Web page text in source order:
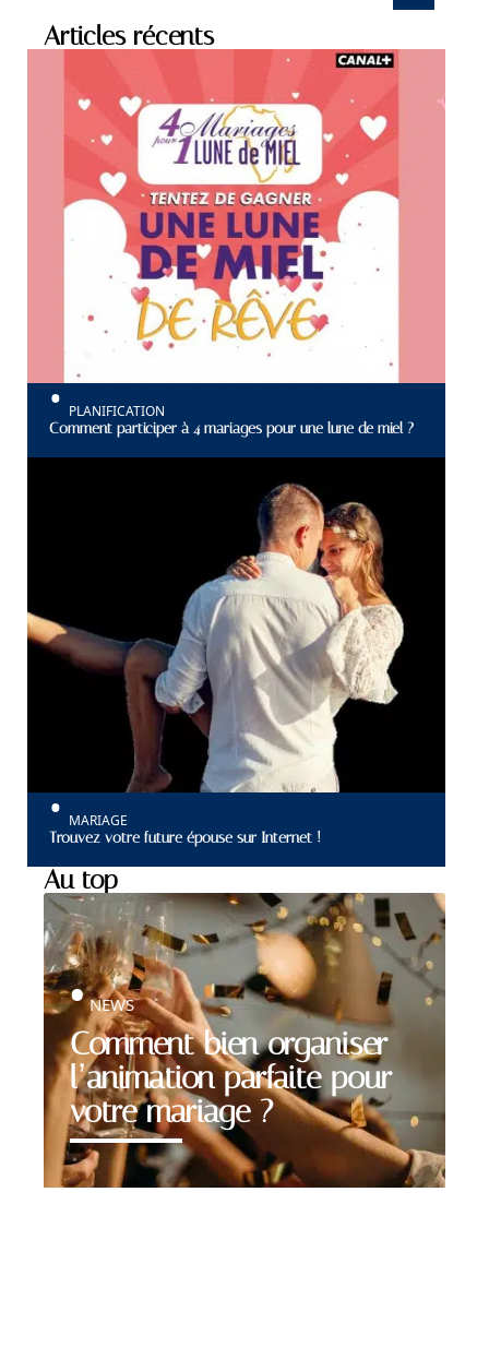
Articles récents
PLANIFICATION
Comment participer à 4 mariages pour une lune de miel ?
MARIAGE
Trouvez votre future épouse sur Internet !
Au top
Comment bien organiser
l’animation parfaite pour
votre mariage ?
NEWS